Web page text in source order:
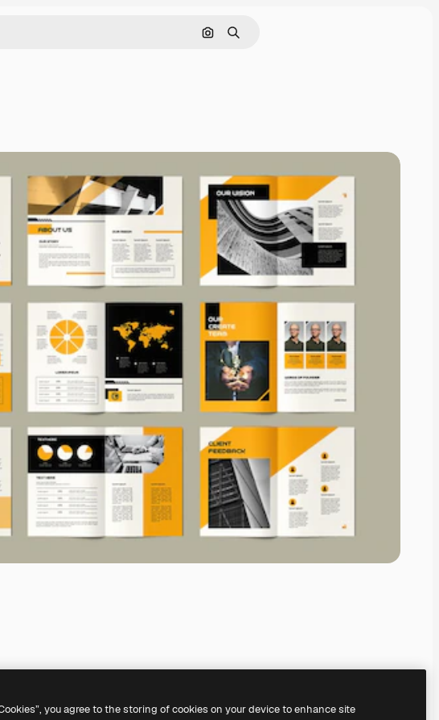
Pesquisar por imagem
Buscar
you agree to the storing of cookies on your device to enhance site